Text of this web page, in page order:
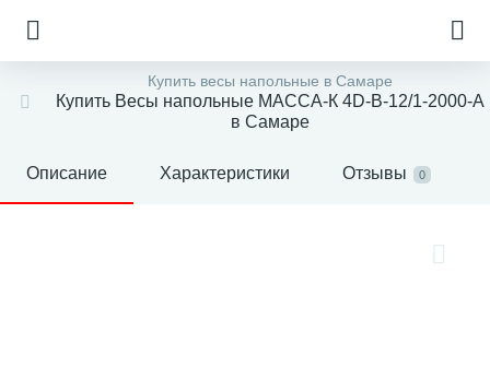
Купить весы напольные в Самаре
Купить Весы напольные МАССА-К 4D-B-12/1-2000-A
в Самаре
Описание Характеристики Отзывы 0